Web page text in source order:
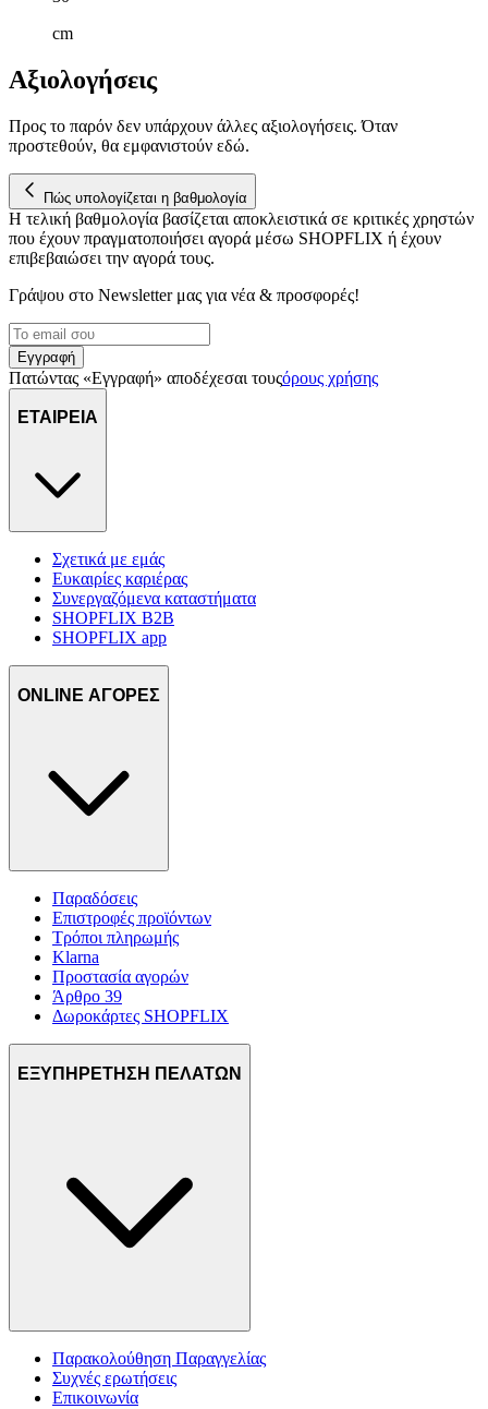
cm
Αξιολογήσεις
Προς το παρόν δεν υπάρχουν άλλες αξιολογήσεις. Όταν
προστεθούν, θα εμφανιστούν εδώ.
Πώς υπολογίζεται η βαθμολογία
Η τελική βαθμολογία βασίζεται αποκλειστικά σε κριτικές χρηστών
που έχουν πραγματοποιήσει αγορά μέσω SHOPFLIX ή έχουν
επιβεβαιώσει την αγορά τους.
Γράψου στο Νewsletter μας για νέα & προσφορές!
Εγγραφή
Πατώντας «Εγγραφή» αποδέχεσαι τουςόρους χρήσης
ΕΤΑΙΡΕΙΑ
Σχετικά με εμάς
Ευκαιρίες καριέρας
Συνεργαζόμενα καταστήματα
SHOPFLIX B2B
SHOPFLIX app
ONLINE ΑΓΟΡΕΣ
Παραδόσεις
Επιστροφές προϊόντων
Τρόποι πληρωμής
Klarna
Προστασία αγορών
Άρθρο 39
Δωροκάρτες SHOPFLIX
ΕΞΥΠΗΡΕΤΗΣΗ ΠΕΛΑΤΩΝ
Παρακολούθηση Παραγγελίας
Συχνές ερωτήσεις
Επικοινωνία